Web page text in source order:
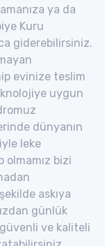
ya da
Kuru
giderebilirsiniz.
evinize teslim
uygun
dünyanın
leke
olmamız bizi
askıya
günlük
ve kaliteli